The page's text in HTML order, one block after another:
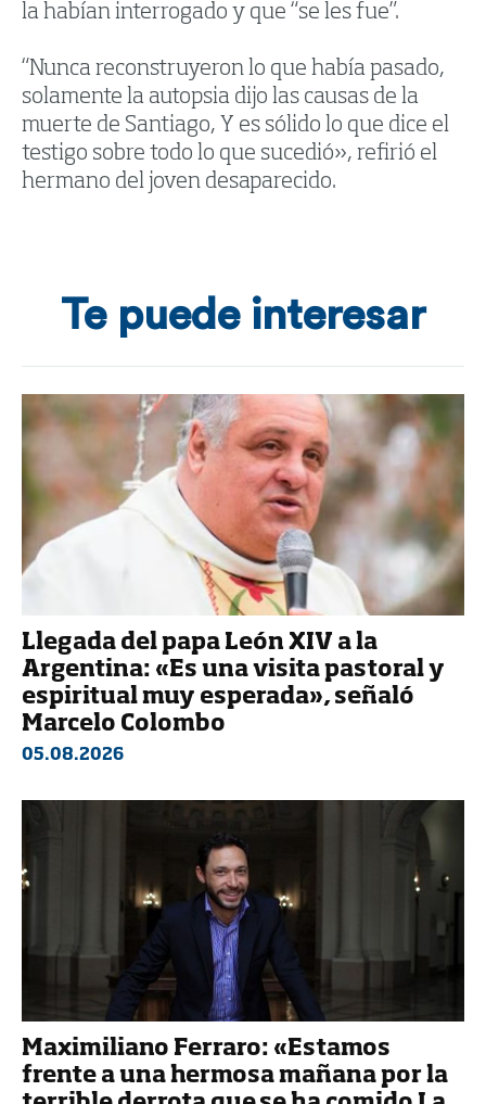
la habían interrogado y que “se les fue”.
“Nunca reconstruyeron lo que había pasado,
solamente la autopsia dijo las causas de la
muerte de Santiago, Y es sólido lo que dice el
testigo sobre todo lo que sucedió», refirió el
hermano del joven desaparecido.
Te puede interesar
Llegada del papa León XIV a la
Argentina: «Es una visita pastoral y
espiritual muy esperada», señaló
Marcelo Colombo
05.08.2026
Maximiliano Ferraro: «Estamos
frente a una hermosa mañana por la